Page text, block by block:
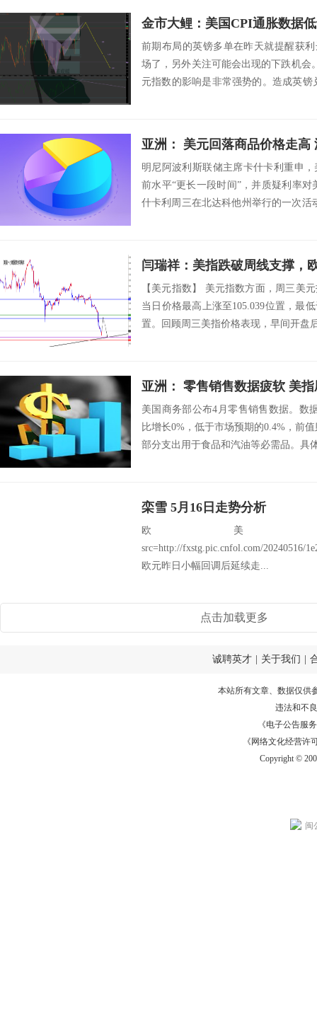
前期布局的英镑多单在昨天就提醒获
场了，另外关注可能会出现的下跌机会
元指数的影响是非常强势的。造成英
亚洲： 美元回落商品价格走高
明尼阿波利斯联储主席卡什卡利重申
前水平“更长一段时间”，并质疑利率
什卡利周三在北达科他州举行的一次活
闫瑞祥：美指跌破周线支撑，
【美元指数】 美元指数方面，周三美
当日价格最高上涨至105.039位置，最
置。回顾周三美指价格表现，早间开盘
亚洲： 零售销售数据疲软 美
美国商务部公布4月零售销售数据。数
比增长0%，低于市场预期的0.4%，前
部分支出用于食品和汽油等必需品。具
栾雪 5月16日走势分析
欧美：
src=http://fxstg.pic.cnfol.com/20240516/
欧元昨日小幅回调后延续走...
点击加载更多
诚聘英才 关于我们
本站所有文章、数据仅供
违法和不
《电子公告服务
《网络文化经营许
Copyright ©
闽